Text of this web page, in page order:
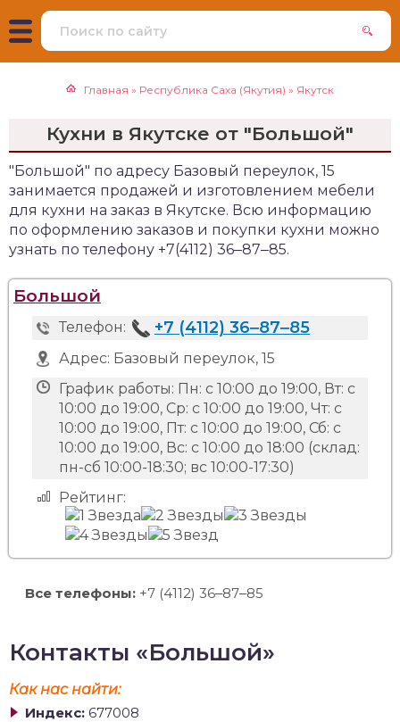
Главная » Республика Саха (Якутия) » Якутск
Кухни в Якутске от "Большой"
"Большой" по адресу Базовый переулок, 15
занимается продажей и изготовлением мебели
для кухни на заказ в Якутске. Всю информацию
по оформлению заказов и покупки кухни можно
узнать по телефону +7(4112) 36‒87‒85.
Большой
Телефон: +7 (4112) 36‒87‒85
Адрес: Базовый переулок, 15
График работы: Пн: с 10:00 до 19:00, Вт: с
10:00 до 19:00, Ср: с 10:00 до 19:00, Чт: с
10:00 до 19:00, Пт: с 10:00 до 19:00, Сб: с
10:00 до 19:00, Вс: с 10:00 до 18:00 (склад:
пн-сб 10:00-18:30; вс 10:00-17:30)
Рейтинг:
Все телефоны: +7 (4112) 36‒87‒85
Контакты «Большой»
Как нас найти:
Индекс: 677008